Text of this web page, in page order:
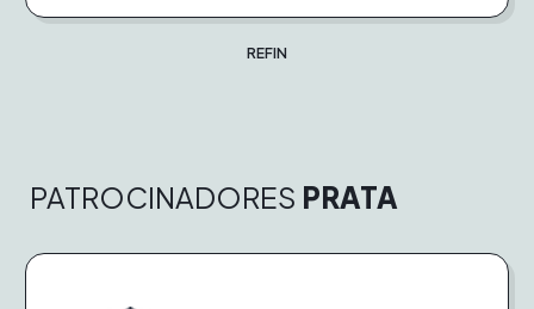
REFIN
PATROCINADORES PRATA